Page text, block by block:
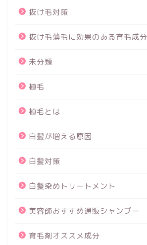
抜け毛対策
抜け毛薄毛に効果のある育毛成分
未分類
植毛
植毛とは
白髪が増える原因
白髪対策
白髪染めトリートメント
美容師おすすめ通販シャンプー
育毛剤オススメ成分